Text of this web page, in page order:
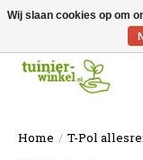
Online tuinartikelen
Home / T-Pol
Wij slaan cookies op om